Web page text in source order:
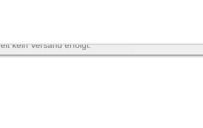
kein Versand erfolgt.